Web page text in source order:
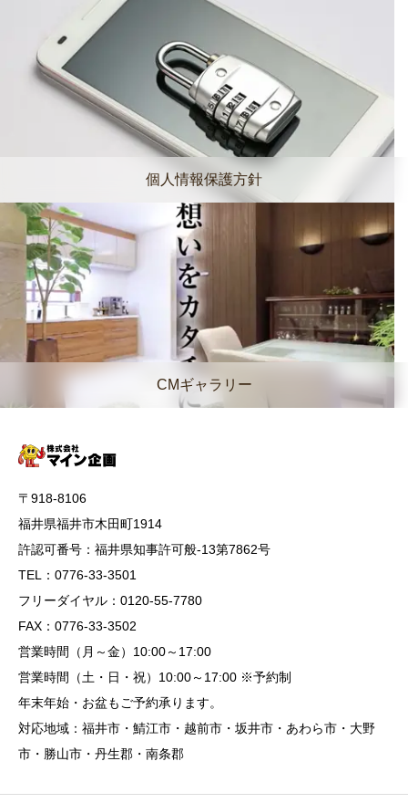
個人情報保護方針
CMギャラリー
〒918-8106
福井県福井市木田町1914
許認可番号：福井県知事許可般-13第7862号
TEL：0776-33-3501
フリーダイヤル：0120-55-7780
FAX：0776-33-3502
営業時間（月～金）10:00～17:00
営業時間（土・日・祝）10:00～17:00 ※予約制
年末年始・お盆もご予約承ります。
対応地域：福井市・鯖江市・越前市・坂井市・あわら市・大野
市・勝山市・丹生郡・南条郡